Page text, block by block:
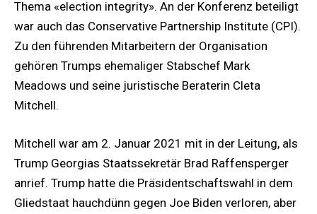
Thema «election integrity». An der Konferenz beteiligt
war auch das Conservative Partnership Institute (CPI).
Zu den führenden Mitarbeitern der Organisation
gehören Trumps ehemaliger Stabschef Mark
Meadows und seine juristische Beraterin Cleta
Mitchell.
Mitchell war am 2. Januar 2021 mit in der Leitung, als
Trump Georgias Staatssekretär Brad Raffensperger
anrief. Trump hatte die Präsidentschaftswahl in dem
Gliedstaat hauchdünn gegen Joe Biden verloren, aber